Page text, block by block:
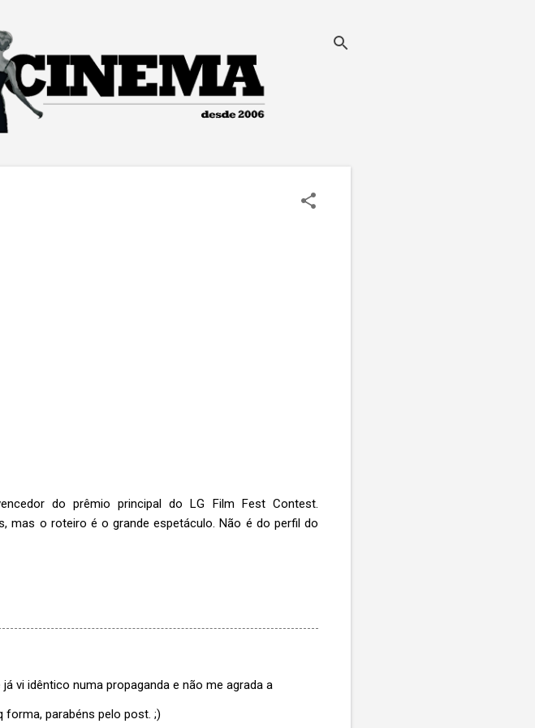
do prêmio principal do LG Film Fest Contest.
mas o roteiro é o grande espetáculo. Não é do perfil do
vi idêntico numa propaganda e não me agrada a
forma, parabéns pelo post. ;)